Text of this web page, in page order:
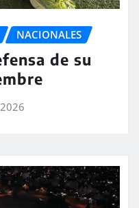
NACIONALES
de su